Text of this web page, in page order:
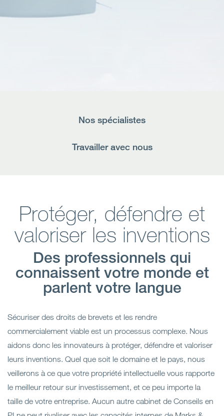
Nos spécialistes
Travailler avec nous
Protéger, défendre et
valoriser les inventions
Des professionnels qui
connaissent votre monde et
parlent votre langue
Sécuriser des droits de brevets et les rendre
commercialement viable est un processus complexe. Nous
aidons donc les innovateurs à protéger, défendre et valoriser
leurs inventions. Quel que soit le domaine et le pays, nous
veillerons à ce que votre propriété intellectuelle vous rapporte
le meilleur retour sur investissement, et ce peu importe la
taille de votre entreprise. Aucun autre cabinet de Conseils en